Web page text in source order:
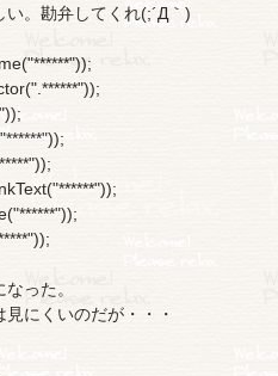
。勘弁してくれ(;´Д｀)
った。
にくいのだが・・・